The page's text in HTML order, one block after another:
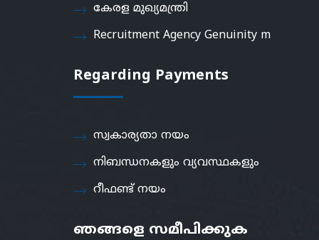
കേരള മുഖ്യമന്ത്രി
Recruitment Agency Genuinity m
Regarding Payments
സ്വകാര്യതാ നയം
നിബന്ധനകളും വ്യവസ്ഥകളും
റീഫണ്ട് നയം
ഞങ്ങളെ സമീപിക്കുക